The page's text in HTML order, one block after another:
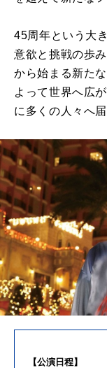
45周年という大
意欲と挑戦の歩
から始まる新た
よって世界へ広
に多くの人々へ
【公演日程】